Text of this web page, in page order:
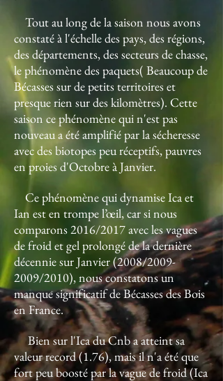
Tout au long de la saison nous avons
constaté à l'échelle des pays, des régions,
des départements, des secteurs de chasse,
le phénomène des paquets( Beaucoup de
Bécasses sur de petits territoires et
presque rien sur des kilomètres). Cette
saison ce phénomène qui n'est pas
nouveau a été amplifié par la sécheresse
avec des biotopes peu réceptifs, pauvres
en proies d'Octobre à Janvier.
Ce phénomène qui dynamise Ica et
Ian est en trompe l’œil, car si nous
comparons 2016/2017 avec les vagues
de froid et gel prolongé de la dernière
décennie sur Janvier (2008/2009-
2009/2010), nous constatons un
manque significatif de Bécasses des Bois
en France.
Bien sur l'Ica du Cnb a atteint sa
valeur record (1.76), mais il n'a été que
fort peu boosté par la vague de froid (Ica